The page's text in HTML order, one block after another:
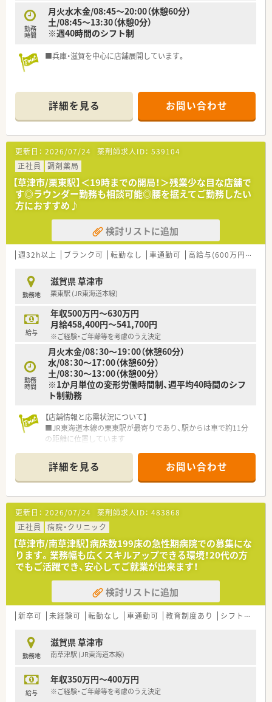
■昇給は年1回、賞与は年2回の支給があり、日々の頑張りがしっ
かりと給与に反映される仕組みが整っています。
■滋賀県内のみの店舗展開であるため転居を伴う異動はなく、地
勤務
時間
月火水木金/08:45～20:00（休憩60分）
土/08:45～13:30（休憩0分）
※週40時間のシフト制
■兵庫・滋賀を中心に店舗展開しています。
詳細を見る お問い合わせ
更新日： 2026/07/24 薬剤師求人ID： 539104
正社員
調剤薬局
【草津市/栗東駅】＜19時までの開局！＞残業少な目な店舗で
す◎ラウンダー勤務も相談可能◎腰を据えてご勤務したい
方におすすめ♪
検討リストに追加
週32h以上 ブランク可 転勤なし 車通勤可 高給与(600万円以上)
勤務地
滋賀県 草津市
栗東駅 (JR東海道本線)
給与
年収500万円～630万円
月給458,400円～541,700円
※ご経験・ご年齢等を考慮のうえ決定
勤務
時間
月火木金/08：30～19：00（休憩60分）
水/08：30～17：00（休憩60分）
土/08：30～13：00（休憩00分）
※1か月単位の変形労働時間制、週平均40時間のシフ
ト制勤務
【店舗情報と応需状況について】
■JR東海道本線の栗東駅が最寄りであり、駅からは車で約11分
の距離に位置しています
枚ほど応需しています
■薬剤師は1名体制で事務スタッフと共に、落ち着いた雰囲気の
中で業務を行っています
【法人特徴について】
■石川県や福井県、滋賀県の3県にまたがり、合計8店舗を展開し
ている安定企業です
■地域に深く根差した運営を行っており、門前のクリニックとも
良好な関係を築いています
■店舗展開エリアが離れていることもあり、各店舗のスタッフ間
は和やかな雰囲気です
【求人情報について】
■正社員としての採用であり、経験豊富な薬剤師の方を対象とし
た募集を行っております
能力を考慮します
■19時までの開局時間であり、ワークライフバランスを重視し
たい方に適しています
【勤務実態について】
■残業はほとんど発生しないため、定時での帰宅が可能でありプ
詳細を見る お問い合わせ
更新日： 2026/07/24 薬剤師求人ID： 483868
正社員
病院・クリニック
【草津市/南草津駅】病床数199床の急性期病院での募集にな
ります。業務幅も広くスキルアップできる環境！20代の方
でもご活躍でき、安心してご就業が出来ます！
検討リストに追加
新卒可 未経験可 転勤なし 車通勤可 教育制度あり シフト制
勤務地
滋賀県 草津市
南草津駅 (JR東海道本線)
給与
年収350万円～400万円
※ご経験・ご年齢等を考慮のうえ決定